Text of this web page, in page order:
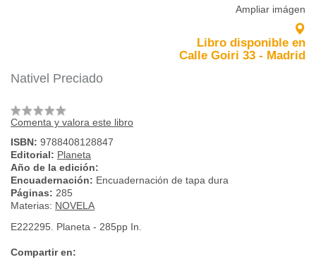
Ampliar imágen
Libro disponible en
Calle Goiri 33 - Madrid
Nativel Preciado
Comenta y valora este libro
ISBN: 9788408128847
Editorial: Planeta
Año de la edición:
Encuadernación: Encuadernación de tapa dura
Páginas: 285
Materias: NOVELA
E222295. Planeta - 285pp In.
Compartir en: